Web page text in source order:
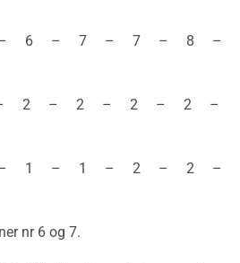
– 6 – 7 – 7 – 8 –
1 – 2 – 2 – 2 – 2 –
1 – 1 – 1 – 2 – 2 –
nr 6 og 7.